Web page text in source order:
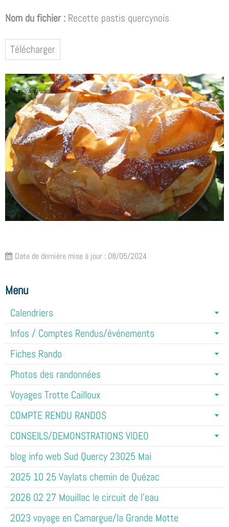
Nom du fichier : Recette pastis quercynois
Télécharger
Date de dernière mise à jour : 08/05/2024
Menu
Calendriers
Infos / Comptes Rendus/événements
Fiches Rando
Photos des randonnées
Voyages Trotte Cailloux
COMPTE RENDU RANDOS
CONSEILS/DEMONSTRATIONS VIDEO
blog info web Sud Quercy 23025 Mai
2025 10 25 Vaylats chemin de Quézac
2026 02 27 Mouillac le circuit de l'eau
2023 voyage en Camargue/la Grande Motte